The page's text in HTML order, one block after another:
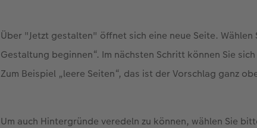
Über "Jetzt gestalten" öffnet sich eine neue Seite.
Gestaltung beginnen“. Im nächsten Schritt können Sie
Zum Beispiel „leere Seiten“, das ist der Vorschlag ganz
Um auch Hintergründe veredeln zu können, wählen Sie